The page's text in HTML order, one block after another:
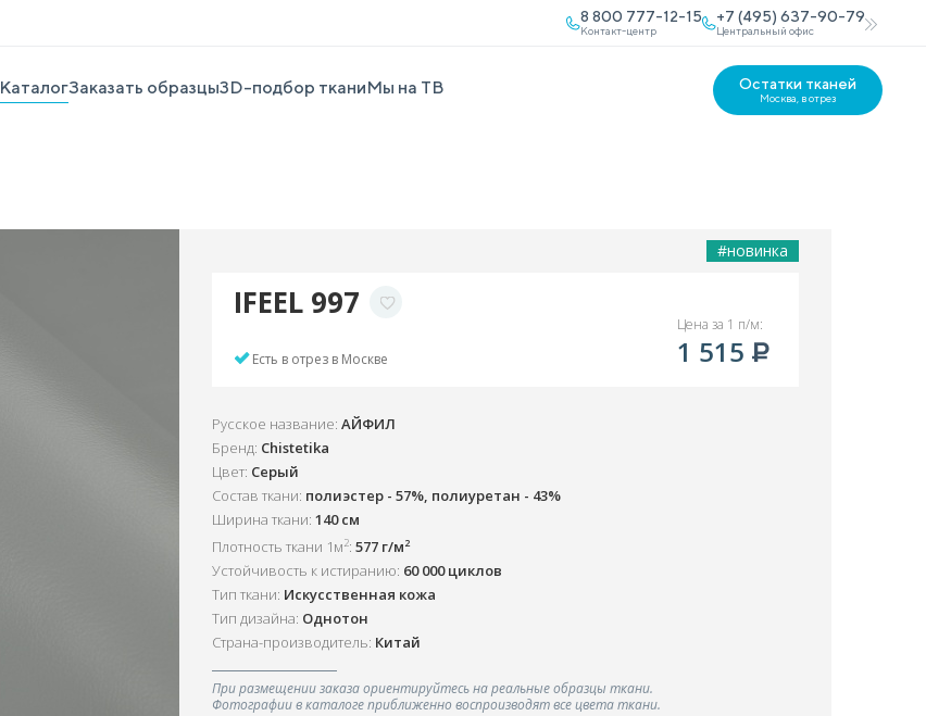
8 800 777-12-15
Контакт-центр
+7 (495) 637-90-79
Центральный офис
КаталогЗаказать образцы3D-подбор тканиМы на ТВ Остатки тканей
Москва, в отрез
#новинка
IFEEL 997
Есть в отрез в Москве
Цена за 1 п/м:
1 515
Русское название: АЙФИЛ
Бренд: Chistetika
Цвет: Серый
Состав ткани: полиэстер - 57%, полиуретан - 43%
Ширина ткани: 140 см
Плотность ткани 1м2: 577 г/м2
Устойчивость к истиранию: 60 000 циклов
Тип ткани: Искусственная кожа
Тип дизайна: Однотон
Страна-производитель: Китай
При размещении заказа ориентируйтесь на реальные образцы ткани.
Фотографии в каталоге приближенно воспроизводят все цвета ткани.